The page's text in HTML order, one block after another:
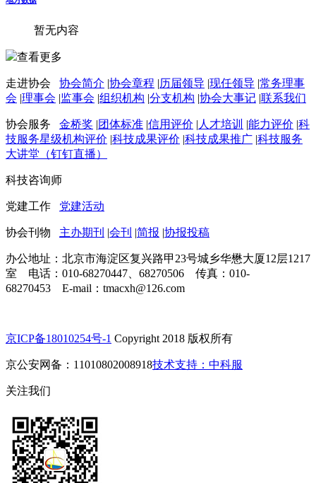
暂无内容
查看更多
走进协会 协会简介 |协会章程 |历届领导 |现任领导 |常务理事
会 |理事会 |监事会 |组织机构 |分支机构 |协会大事记 |联系我们
协会服务 金桥奖 |团体标准 |信用评价 | 人才培训 |能力评价 |科
技服务星级机构评价 |科技成果评价 |科技成果推广 |科技服务
大讲堂（钉钉直播）
科技咨询师
党建工作 党建活动
协会刊物 主办期刊 |会刊 |简报 |协报投稿
办公地址：北京市海淀区复兴路甲23号城乡华懋大厦12层1217
室 电话：010-68270447、68270506 传真：010-
68270453 E-mail：tmacxh@126.com
京ICP备18010254号-1 Copyright 2018 版权所有
京公安网备：11010802008918技术支持：中科服
关注我们